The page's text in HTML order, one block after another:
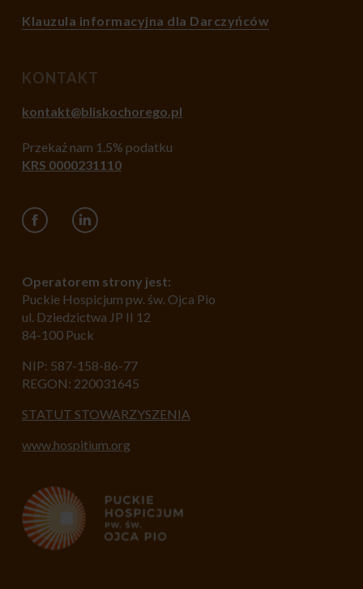
Klauzula informacyjna dla Darczyńców
KONTAKT
kontakt@bliskochorego.pl
Przekaż nam 1.5% podatku
KRS 0000231110
Operatorem strony jest:
Puckie Hospicjum pw. św. Ojca Pio
ul. Dziedzictwa JP II 12
84-100 Puck
NIP: 587-158-86-77
REGON: 220031645
STATUT STOWARZYSZENIA
www.hospitium.org